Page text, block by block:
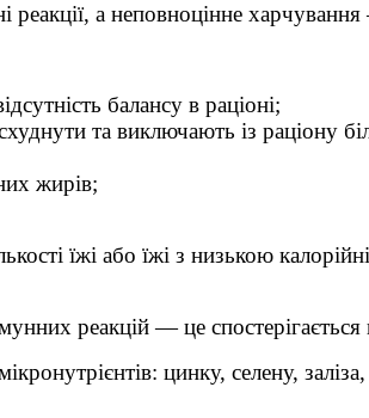
а неповноцінне
балансу в раціоні;
та виключають із раціону
жирів;
їжі або їжі з низькою
реакцій — це спостерігається
цинку, селену,